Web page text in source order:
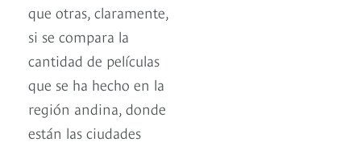
que otras, claramente,
si se compara la
cantidad de películas
que se ha hecho en la
región andina, donde
están las ciudades